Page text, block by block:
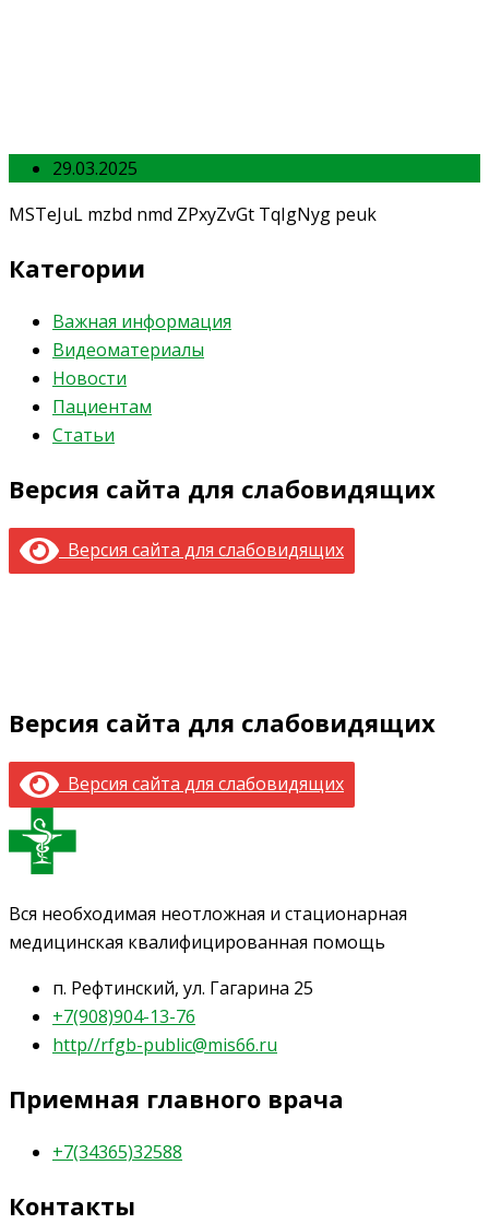
29.03.2025
MSTeJuL mzbd nmd ZPxyZvGt TqIgNyg peuk
Категории
Важная информация
Видеоматериалы
Новости
Пациентам
Статьи
Версия сайта для слабовидящих
Версия сайта для слабовидящих
Версия сайта для слабовидящих
Версия сайта для слабовидящих
Вся необходимая неотложная и стационарная
медицинская квалифицированная помощь
п. Рефтинский, ул. Гагарина 25
+7(908)904-13-76
http//rfgb-public@mis66.ru
Приемная главного врача
+7(34365)32588
Контакты